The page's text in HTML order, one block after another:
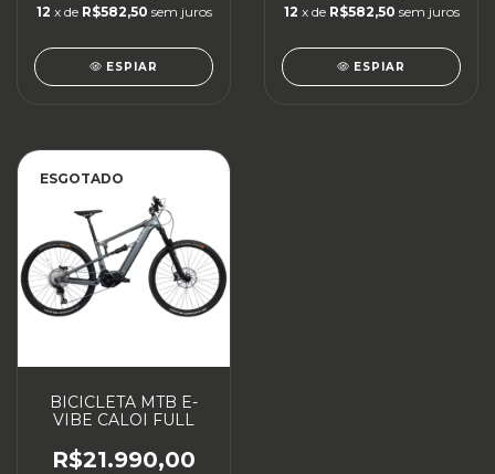
12 x de R$582,50 sem juros
ESPIAR
12 x de R$582,50 sem juros
ESPIAR
ESGOTADO
BICICLETA MTB E-
VIBE CALOI FULL
R$21.990,00